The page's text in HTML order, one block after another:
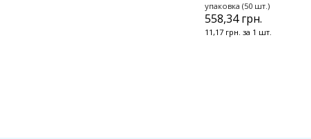
упаковка (50 шт.)
558,34 грн.
11,17 грн. за 1 шт.